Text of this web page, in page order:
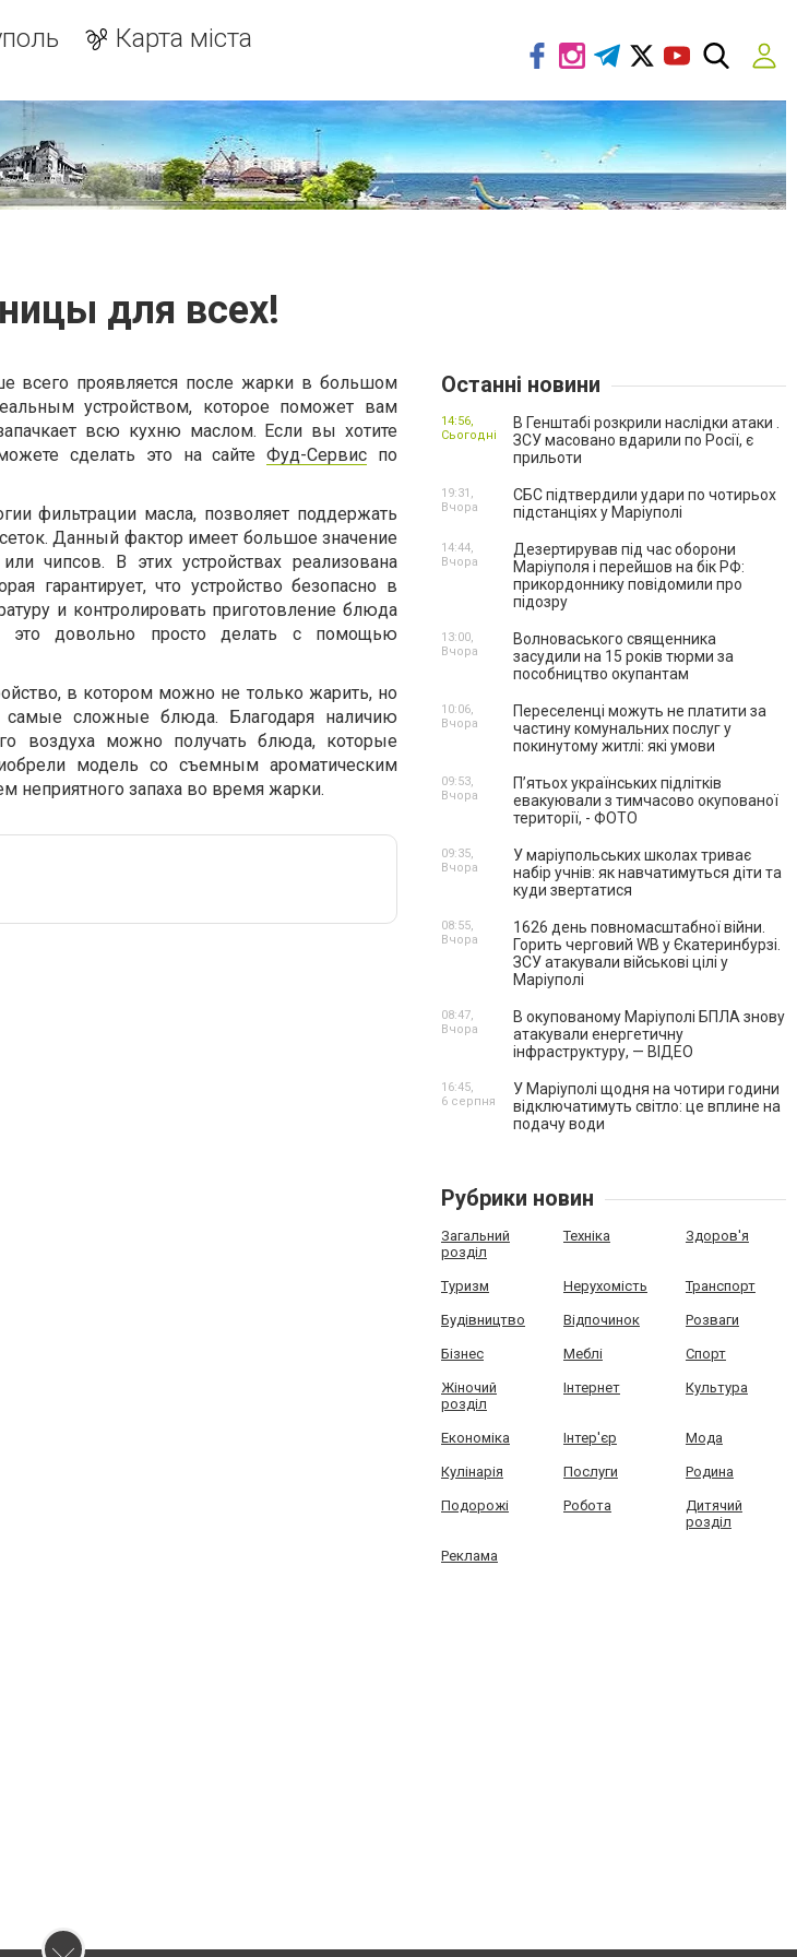
Карта міста
для всех!
всего проявляется после жарки в большом
устройством, которое поможет вам
всю кухню маслом. Если вы хотите
сделать это на сайтеФуд-Сервис по
фильтрации масла, позволяет поддержать
Данный фактор имеет большое значение
чипсов. В этих устройствах реализована
гарантирует, что устройство безопасно в
и контролировать приготовление блюда
довольно просто делать с помощью
в котором можно не только жарить, но
сложные блюда. Благодаря наличию
воздуха можно получать блюда, которые
модель со съемным ароматическим
неприятного запаха во время жарки.
Останні новини
В Генштабі розкрили наслідки атаки .
ЗСУ масовано вдарили по Росії, є
прильоти
14:56,
Сьогодні
СБС підтвердили удари по чотирьох
підстанціях у Маріуполі
19:31,
Вчора
Дезертирував під час оборони
Маріуполя і перейшов на бік РФ:
прикордоннику повідомили про
підозру
14:44,
Вчора
Волноваського священника
засудили на 15 років тюрми за
пособництво окупантам
13:00,
Вчора
Переселенці можуть не платити за
частину комунальних послуг у
покинутому житлі: які умови
10:06,
Вчора
П’ятьох українських підлітків
евакуювали з тимчасово окупованої
території, - ФОТО
09:53,
Вчора
У маріупольських школах триває
набір учнів: як навчатимуться діти та
куди звертатися
09:35,
Вчора
1626 день повномасштабної війни.
Горить черговий WB у Єкатеринбурзі.
ЗСУ атакували військові цілі у
Маріуполі
08:55,
Вчора
В окупованому Маріуполі БПЛА знову
атакували енергетичну
інфраструктуру, — ВІДЕО
08:47,
Вчора
У Маріуполі щодня на чотири години
відключатимуть світло: це вплине на
подачу води
16:45,
6 серпня
Рубрики новин
Загальний
розділ
Техніка Здоров'я
Туризм Нерухомість Транспорт
Будівництво Відпочинок Розваги
Бізнес Меблі Спорт
Жіночий
розділ
Інтернет Культура
Економіка Інтер'єр Мода
Кулінарія Послуги Родина
Подорожі Робота
Дитячий
розділ
Реклама